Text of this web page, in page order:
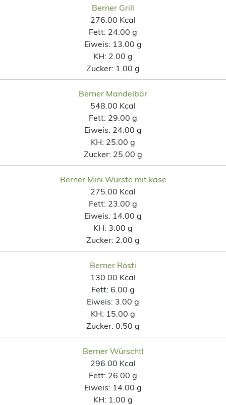
Berner Grill
276.00 Kcal
Fett: 24.00 g
Eiweis: 13.00 g
KH: 2.00 g
Zucker: 1.00 g
Berner Mandelbär
548.00 Kcal
Fett: 29.00 g
Eiweis: 24.00 g
KH: 25.00 g
Zucker: 25.00 g
Berner Mini Würste mit käse
275.00 Kcal
Fett: 23.00 g
Eiweis: 14.00 g
KH: 3.00 g
Zucker: 2.00 g
Berner Rösti
130.00 Kcal
Fett: 6.00 g
Eiweis: 3.00 g
KH: 15.00 g
Zucker: 0.50 g
Berner Würschtl
296.00 Kcal
Fett: 26.00 g
Eiweis: 14.00 g
KH: 1.00 g